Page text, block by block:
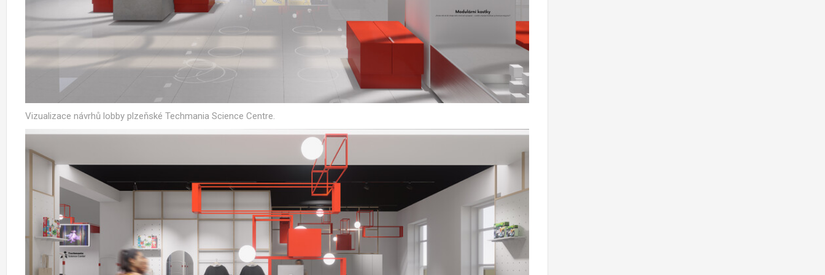
Vizualizace návrhů lobby plzeňské Techmania Science Centre.